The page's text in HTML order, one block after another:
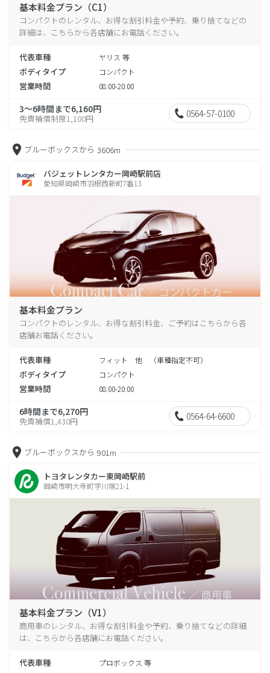
基本料金プラン（C1）
コンパクトのレンタル、お得な割引料金や予約、乗り捨てなどの
詳細は、こちらから各店舗にお電話ください。
代表車種 ヤリス 等
ボディタイプ コンパクト
営業時間 08:00-20:00
3～6時間まで6,160円
免責補償制度1,100円 0564-57-0100
ブルーボックスから 3606m
バジェットレンタカー岡崎駅前店
愛知県岡崎市羽根西新町7番13
基本料金プラン
コンパクトのレンタル、お得な割引料金、ご予約はこちらから各
店舗お電話ください。
代表車種 フィット 他 （車種指定不可）
ボディタイプ コンパクト
営業時間 08:00-20:00
6時間まで6,270円
免責補償1,430円 0564-64-6600
ブルーボックスから 901m
トヨタレンタカー東岡崎駅前
岡崎市明大寺町字川端21-1
基本料金プラン（V1）
商用車のレンタル、お得な割引料金や予約、乗り捨てなどの詳細
は、こちらから各店舗にお電話ください。
代表車種 プロボックス 等